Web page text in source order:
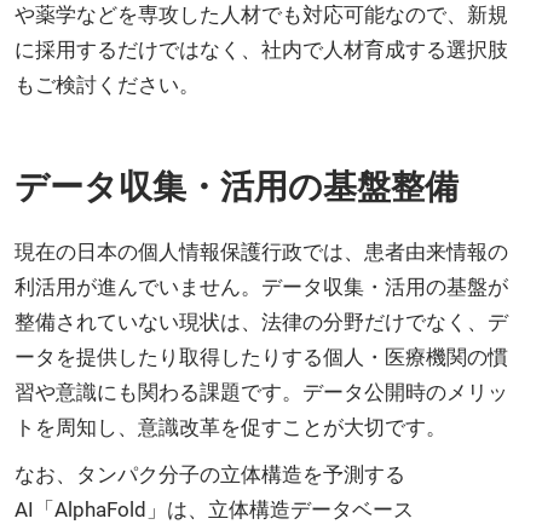
や薬学などを専攻した人材でも対応可能なので、新規
に採用するだけではなく、社内で人材育成する選択肢
もご検討ください。
データ収集・活用の基盤整備
現在の日本の個人情報保護行政では、患者由来情報の
利活用が進んでいません。データ収集・活用の基盤が
整備されていない現状は、法律の分野だけでなく、デ
ータを提供したり取得したりする個人・医療機関の慣
習や意識にも関わる課題です。データ公開時のメリッ
トを周知し、意識改革を促すことが大切です。
なお、タンパク分子の立体構造を予測する
AI「AlphaFold」は、立体構造データベース